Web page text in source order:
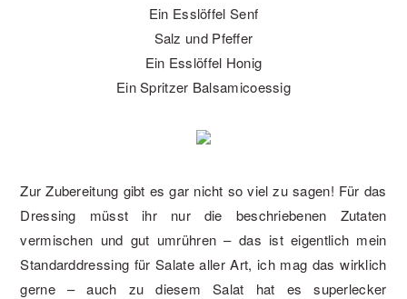
Ein Esslöffel Senf
Salz und Pfeffer
Ein Esslöffel Honig
Ein Spritzer Balsamicoessig
Zur Zubereitung gibt es gar nicht so viel zu sagen! Für das
Dressing müsst ihr nur die beschriebenen Zutaten
vermischen und gut umrühren – das ist eigentlich mein
Standarddressing für Salate aller Art, ich mag das wirklich
gerne – auch zu diesem Salat hat es superlecker